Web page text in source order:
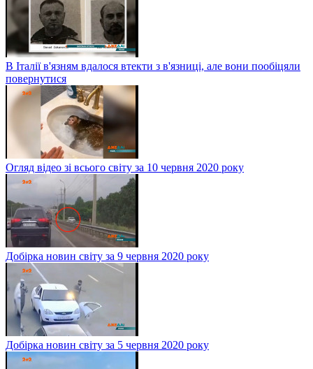
В Італії в'язням вдалося втекти з в'язниці, але вони пообіцяли
повернутися
Огляд відео зі всього світу за 10 червня 2020 року
Добірка новин світу за 9 червня 2020 року
Добірка новин світу за 5 червня 2020 року